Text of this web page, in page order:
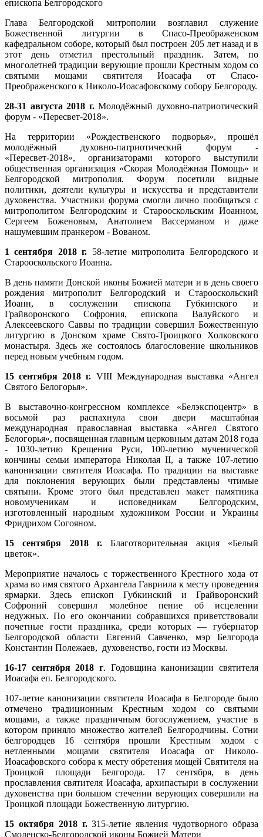
епископа Белгородского
Глава Белгородской митрополии возглавил служение
Божественной литургии в Спасо-Преображенском
кафедральном соборе, который был построен 205 лет назад и в
этот день отметил престольный праздник. Затем, по
многолетней традиции верующие прошли Крестным ходом со
святыми мощами святителя Иоасафа от Спасо-
Преображенского к Николо-Иоасафовскому собору Белгороду.
28-31 августа 2018 г.Молодёжный духовно-патриотический
форум - «Пересвет-2018».
На территории «Рождественского подворья», прошёл
молодёжный духовно-патриотический форум -
«Пересвет-2018», организаторами которого выступили
общественная организация «Скорая Молодёжная Помощь» и
Белгородской митрополия. Форум посетили видные
политики, деятели культуры и искусства и представители
духовенства. Участники форума смогли лично пообщаться с
митрополитом Белгородским и Старооскольским Иоанном,
Сергеем Боженовым, Анатолием Вассерманом и даже
нашумевшим пранкером - Вованом.
1 сентября 2018 г. 58-летие митрополита Белгородского и
Старооскольского Иоанна.
В день памяти Донской иконы Божией матери и в день своего
рождения митрополит Белгородский и Старооскольский
Иоанн, в сослужении епископа Губкинского и
Грайворонского Софрония, епископа Валуйского и
Алексеевского Саввы по традиции совершил Божественную
литургию в Донском храме Свято-Троицкого Холковского
монастыря. Здесь же состоялось благословение школьников
перед новым учебным годом.
15 сентября 2018 г. VIII Международная выставка «Ангел
Святого Белогорья».
В выставочно-конгрессном комплексе «Белэкспоцентр» в
восьмой раз распахнула свои двери масштабная
международная православная выставка «Ангел Святого
Белогорья», посвященная главным церковным датам 2018 года
- 1030-летию Крещения Руси, 100-летию мученической
кончины семьи императора Николая II, а также 107-летию
канонизации святителя Иоасафа. По традиции на выставке
для поклонения верующих были представлены чтимые
святыни. Кроме этого был представлен макет памятника
новомученикам и исповедникам Белгородским,
изготовленный народным художником России и Украины
Фридрихом Согояном.
15 сентября 2018 г. Благотворительная акция «Белый
цветок».
Мероприятие началось с торжественного Крестного хода от
храма во имя святого Архангела Гавриила к месту проведения
ярмарки. Здесь епископ Губкинский и Грайворонский
Софроний совершил молебное пение об исцелении
недужных. По его окончании собравшихся приветствовали
почетные гости праздника, среди которых — губернатор
Белгородской области Евгений Савченко, мэр Белгорода
Константин Полежаев, духовенство, гости из Москвы.
16-17 сентября 2018 г. Годовщина канонизации святителя
Иоасафа еп. Белгородского.
107-летие канонизации святителя Иоасафа в Белгороде было
отмечено традиционным Крестным ходом со святыми
мощами, а также праздничным богослужением, участие в
котором приняло множество жителей Белгородчины. Сотни
белгородцев 16 сентября прошли Крестным ходом с
нетленными мощами святителя Иоасафа от Николо-
Иоасафовского собора к месту обретения мощей Святителя на
Троицкой площади Белгорода. 17 сентября, в день
прославления святителя Иоасафа, архипастыри в сослужении
духовенства при большом стечении верующих совершили на
Троицкой площади Божественную литургию.
15 октября 2018 г.315-летие явления чудотворного образа
Смоленско-Белгородской иконы Божией Матери